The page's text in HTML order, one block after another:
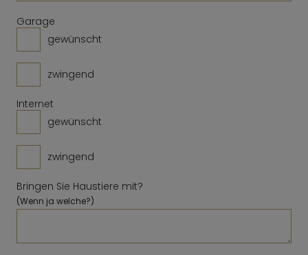
Garage
gewünscht
zwingend
Internet
gewünscht
zwingend
Bringen Sie Haustiere mit?
(Wenn ja welche?)